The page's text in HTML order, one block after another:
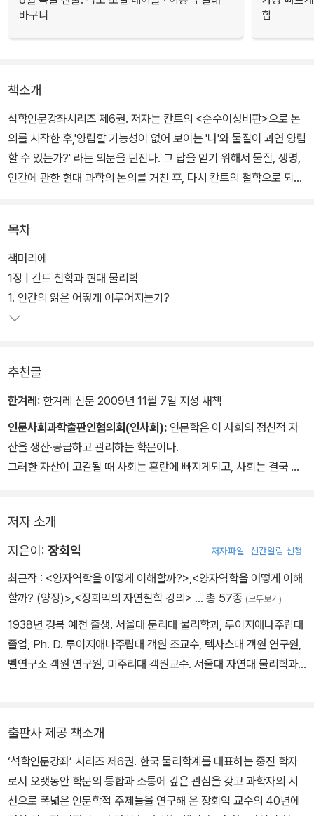
바구니
합
책소개
석학인문강좌시리즈 제6권. 저자는 칸트의 <순수이성비판>으로 논
의를 시작한 후,'양립할 가능성이 없어 보이는 '나'와 물질이 과연 양립
할 수 있는가?' 라는 의문을 던진다. 그 답을 얻기 위해서 물질, 생명,
인간에 관한 현대 과학의 논의를 거친 후, 다시 칸트의 철학으로 되돌
이 책은 생명의 진정한 모습은 서로 간에 긴밀한 연결망을 이루는 전
체 체계를 하나의 실체로 파악할 때 비로소 나타난다고 말한다. 이를
저자는 '온생명'이라 부르며, 기존의 생명 개념과 구분되는 점은 전체
생명 그 자체를 하나의 '전일적'실체로 인정하는 데 있다. 이는 생명
보전과 생태계 보호에도 활용될 수 있는 이론이다. 이 책은 이러한 온
1장에서는 칸트의 <순수이성비판>을 요약하고, 이것을 현대 물리학
장에서는 물리학을 통해 밝혀진 물질의 존재 양상을 바탕으로, 생명
이 현상적으로 어떻게 가능한지를 살핀다. 3장은 생명체가 중추신경
계를 비롯한 물질을 마련할 때, 이에 해당하는 정신이 형성되는 과정
돌아와 논의를 펼친다.
목차
책머리에
1장 | 칸트 철학과 현대 물리학
1. 인간의 앎은 어떻게 이루어지는가?
추천글
한겨레: 한겨레 신문 2009년 11월 7일 지성 새책
인문사회과학출판인협의회(인사회): 인문학은 이 사회의 정신적 자
산을 생산·공급하고 관리하는 학문이다.
그러한 자산이 고갈될 때 사회는 혼란에 빠지게되고, 사회는 결국 그
성과를 사회의 구성원들과 더불어 나누며 문제의식을공유하기 위해
이 시리즈는 기획 되었다.
저자 소개
지은이: 장회익 저자파일 신간알림 신청
최근작 : <양자역학을 어떻게 이해할까?>,<양자역학을 어떻게 이해
할까? (양장)>,<장회익의 자연철학 강의> … 총 57종 (모두보기)
1938년 경북 예천 출생. 서울대 문리대 물리학과, 루이지애나주립대
졸업, Ph. D. 루이지애나주립대 객원 조교수, 텍사스대 객원 연구원,
벨연구소 객원 연구원, 미주리대 객원교수. 서울대 자연대 물리학과
출판사 제공 책소개
‘석학인문강좌’ 시리즈 제6권. 한국 물리학계를 대표하는 중진 학자
로서 오랫동안 학문의 통합과 소통에 깊은 관심을 갖고 과학자의 시
선으로 폭넓은 인문학적 주제들을 연구해 온 장회익 교수의 40년에